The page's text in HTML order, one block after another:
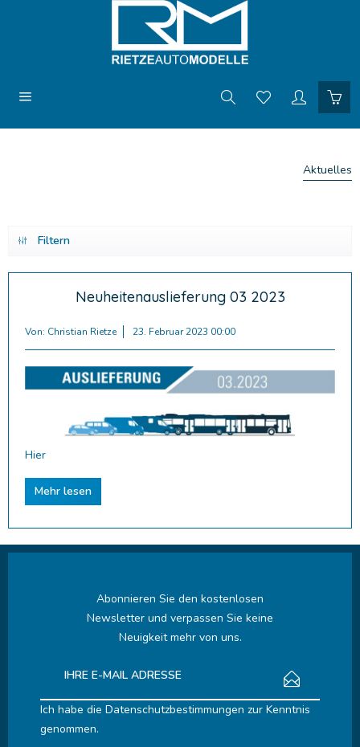
Aktuelles
Filtern
Neuheitenauslieferung 03 2023
Von: Christian Rietze 23. Februar 2023 00:00
Hier
Mehr lesen
Abonnieren Sie den kostenlosen
Newsletter und verpassen Sie keine
Neuigkeit mehr von uns.
Ich habe die Datenschutzbestimmungen zur Kenntnis
genommen.